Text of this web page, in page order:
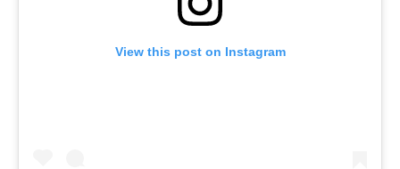
View this post on Instagram